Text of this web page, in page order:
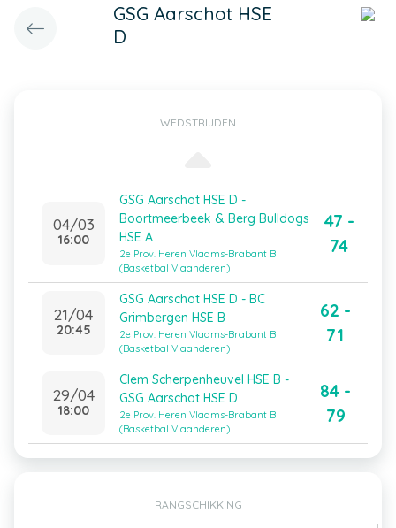
GSG Aarschot HSE
D
WEDSTRIJDEN
04/03
16:00
GSG Aarschot HSE D -
Boortmeerbeek & Berg Bulldogs
HSE A
2e Prov. Heren Vlaams-Brabant B
(Basketbal Vlaanderen)
47 -
74
21/04
20:45
GSG Aarschot HSE D - BC
Grimbergen HSE B
2e Prov. Heren Vlaams-Brabant B
(Basketbal Vlaanderen)
62 -
71
29/04
18:00
Clem Scherpenheuvel HSE B -
GSG Aarschot HSE D
2e Prov. Heren Vlaams-Brabant B
(Basketbal Vlaanderen)
84 -
79
RANGSCHIKKING